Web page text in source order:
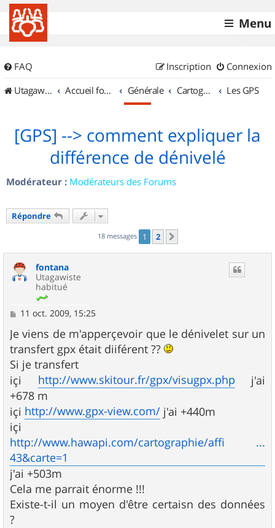
Menu
FAQ Connexion
Inscription
UtagawaVTT (Randos VTT et VTTAE avec traces GPS)
Accueil forum Générale Cartographie et GPS Les GPS
[GPS] --> comment expliquer la
différence de dénivelé
Modérateur : Modérateurs des Forums
Répondre
18 messages 1 2
fontana
Utagawiste
habitué
M
s
s
a
g
e
11 oct. 2009, 15:25
Je viens de m'apperçevoir que le dénivelet sur un
transfert gpx était diiférent ??
Si je transfert
içi http://www.skitour.fr/gpx/visugpx.php j'ai
+678 m
içi http://www.gpx-view.com/ j'ai +440m
içi
http://www.hawapi.com/cartographie/affi ...
43&carte=1
j'ai +503m
Cela me parrait énorme !!!
Existe-t-il un moyen d'être certaisn des données
?